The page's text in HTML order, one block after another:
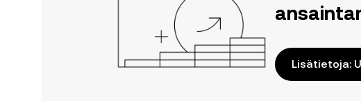
Lisätietoja: